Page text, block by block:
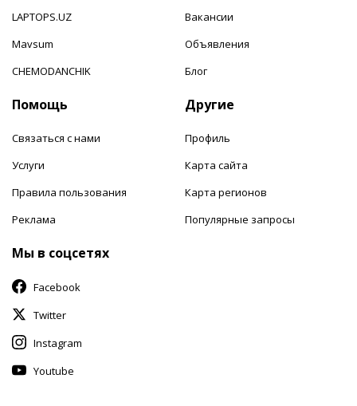
LAPTOPS.UZ
Mavsum
CHEMODANCHIK
Вакансии
Объявления
Блог
Помощь
Связаться с нами
Услуги
Правила пользования
Реклама
Другие
Профиль
Карта сайта
Карта регионов
Популярные запросы
Мы в соцсетях
Facebook
Twitter
Instagram
Youtube